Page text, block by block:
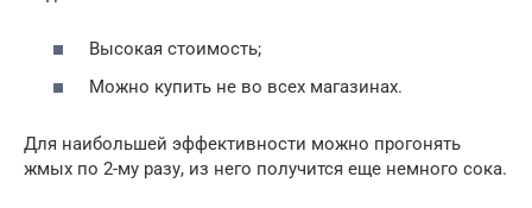
Высокая стоимость;
Можно купить не во всех магазинах.
Для наибольшей эффективности можно прогонять
жмых по 2-му разу, из него получится еще немного сока.